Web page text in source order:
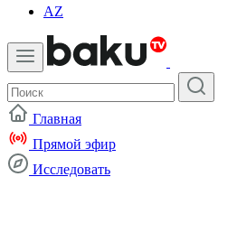
AZ
Главная
Прямой эфир
Исследовать